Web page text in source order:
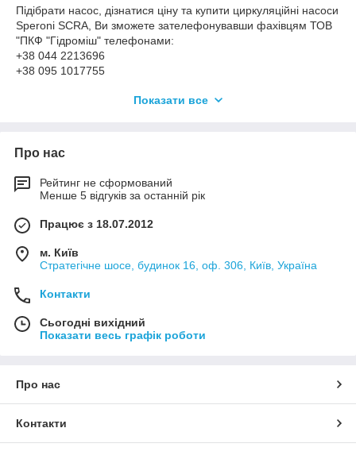
Підібрати насос, дізнатися ціну та купити циркуляційні насоси
Speroni SCRA, Ви зможете зателефонувавши фахівцям ТОВ
"ПКФ "Гідроміш" телефонами:
+38 044 2213696
+38 095 1017755
Показати все
Про нас
Рейтинг не сформований
Менше 5 відгуків за останній рік
Працює з 18.07.2012
м. Київ
Стратегічне шосе, будинок 16, оф. 306, Київ, Україна
Контакти
Сьогодні вихідний
Показати весь графік роботи
Про нас
Контакти